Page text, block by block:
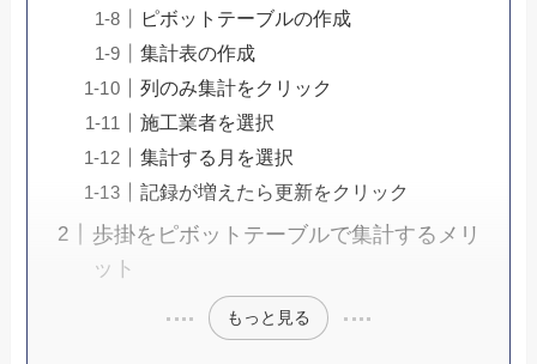
ピボットテーブルの作成
集計表の作成
列のみ集計をクリック
施工業者を選択
集計する月を選択
記録が増えたら更新をクリック
歩掛をピボットテーブルで集計するメリ
ット
もっと見る